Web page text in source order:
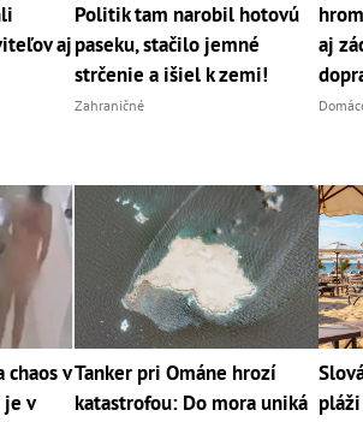
aj
Politik tam narobil hotovú
paseku, stačilo jemné
strčenie a išiel k zemi!
Zahraničné
aj
chaos v
je v
Tanker pri Ománe hrozí
katastrofou: Do mora uniká